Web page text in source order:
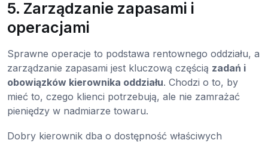
5. Zarządzanie zapasami i
operacjami
Sprawne operacje to podstawa rentownego oddziału, a
zarządzanie zapasami jest kluczową częścią zadań i
obowiązków kierownika oddziału. Chodzi o to, by
mieć to, czego klienci potrzebują, ale nie zamrażać
pieniędzy w nadmiarze towaru.
Dobry kierownik dba o dostępność właściwych